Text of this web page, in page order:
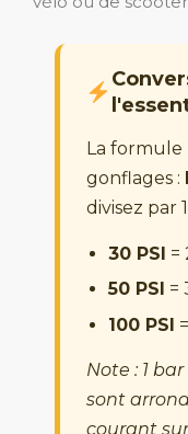
La formule
gonflages :
divisez par
30 PSI =
50 PSI =
100 PSI
Note : 1 bar
sont
courant